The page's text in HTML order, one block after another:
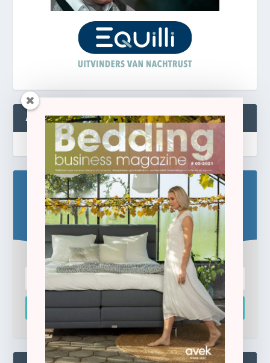
ABONNEREN
Blijf op de hoogte!
Schrijf u hier in voor de gratis e-newsletter.
Inschrijven